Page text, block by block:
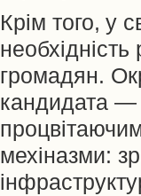
Крім того, у
громадян.
кандидата —
мехіназми: